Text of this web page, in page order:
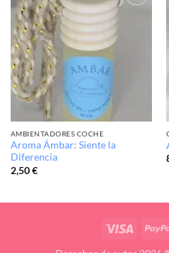
AMBIENTADORES COCHE
Aroma Ámbar: Siente la
Diferencia
2,50€
Visa